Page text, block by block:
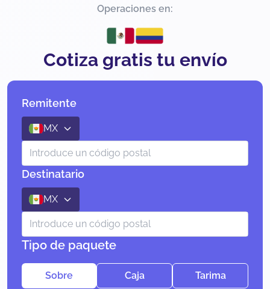
Operaciones en:
Cotiza gratis tu envío
Remitente
MX
Destinatario
MX
Tipo de paquete
Sobre Caja Tarima